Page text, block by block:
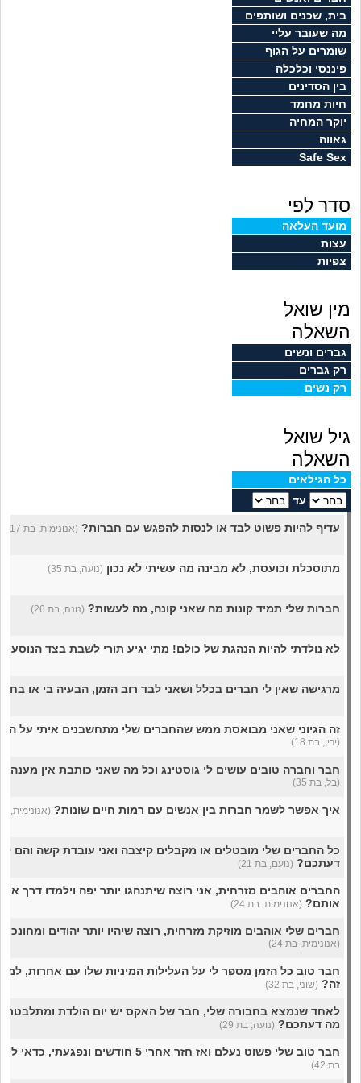
חיות מחמד
יוקר המחיה
גאווה
בית, שכנים ושותפים
מה שעובר עליי
שומרים על הגוף
פיננסי וכלכלה
בין הסדינים
חיות מחמד
יוקר המחיה
גאווה
Safe Sex
סדר לפי
מועד העלאה
עצות
צפיות
מין שואל
השאלה
גברים ונשים
רק גברים
רק נשים
גיל שואל
השאלה
כל הגילאים
עד
עדיף להיות פשוט לבד או לנסות להפגש עם חברות? (אנונימית, בת 17)
מתוסכלת וכועסת, לא מבינה מה עשיתי לא נכון (נועה, בת 35)
חברות שלי תמיד קונות מה שאני קונה, מה לעשות? (נונה, בת 26)
לא נולדתי להיות הנהגת של כולם! מתי יגיע תורי לשבת בצד הנוסע?
מרגישה שאין לי חברים בכלל ושאני לבד רוב הזמן, הבעיה בי או
זה הגיוני שאני מבואסת ממש שהחברים שלי מתחשבנים איתי על
(ירין, בת 18)
חבר וחברה טובים עושים לי גוסטינג וכל מה שאני כותבת אין
(בל, בת 35)
איך אפשר לשמר חברות בין אנשים עם רמות חיים שונות? (אנונימית, בת
כל החברים שלי מובטלים או מקבלים קיצבה ואני עובדת קשה והם
דעתכם? (נועם, בת 21)
החברים אוהבים מזרחית, אני רוצה שיתנהגו יותר יפה וילמדו דרך
אותם? (אנונימית, בת 24)
חברים שלי אוהבים מוזיקת מזרחית, רוצה שיהיו יותר יהודים
(אנונימית, בת 24)
חבר טוב כל הזמן מספר לי על העלילות המיניות שלו עם אחרות,
זה? (שוני, בת 32)
לאחד שנמצא בחבורה שלי, חבר של האקס יש יום הולדת ומתלבטת
מה דעתכם? (נועה, בת 29)
חבר טוב שלי פשוט נעלם ואז חזר אחרי 5 חודשים ונפגעתי, כדאי ליצור איתו קשר?
בת 42)